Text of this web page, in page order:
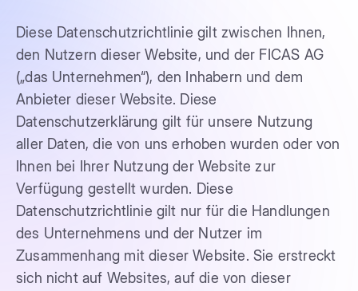
Diese Datenschutzrichtlinie gilt zwischen Ihnen,
den Nutzern dieser Website, und der FICAS AG
(„das Unternehmen“), den Inhabern und dem
Anbieter dieser Website. Diese
Datenschutzerklärung gilt für unsere Nutzung
aller Daten, die von uns erhoben wurden oder von
Ihnen bei Ihrer Nutzung der Website zur
Verfügung gestellt wurden. Diese
Datenschutzrichtlinie gilt nur für die Handlungen
des Unternehmens und der Nutzer im
Zusammenhang mit dieser Website. Sie erstreckt
sich nicht auf Websites, auf die von dieser